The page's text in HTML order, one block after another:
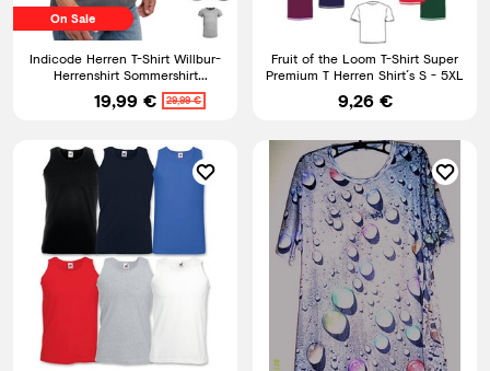
On Sale
Indicode Herren T-Shirt Willbur-
Herrenshirt Sommershirt
Rundhalsausschnitt Shirt
19,99 € 29,99 €
Fruit of the Loom T-Shirt Super
Premium T Herren Shirt´s S - 5XL
9,26 €